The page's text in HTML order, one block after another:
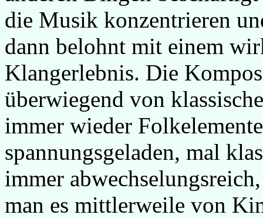
die Musik konzentrieren
dann belohnt mit einem
Klangerlebnis. Die
überwiegend von
immer wieder
spannungsgeladen, mal
immer
man es mittlerweile von